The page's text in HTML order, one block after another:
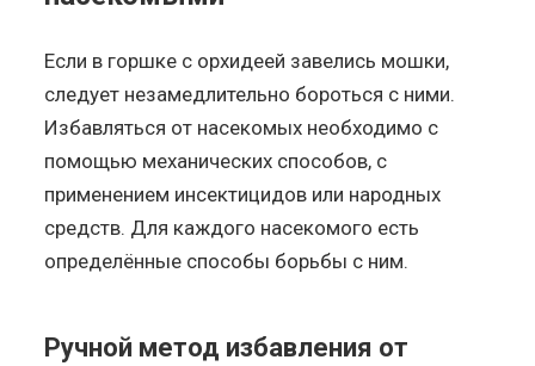
Если в горшке с орхидеей завелись мошки,
следует незамедлительно бороться с ними.
Избавляться от насекомых необходимо с
помощью механических способов, с
применением инсектицидов или народных
средств. Для каждого насекомого есть
определённые способы борьбы с ним.
Ручной метод избавления от